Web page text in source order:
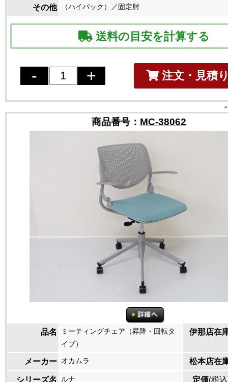
その他 （ハイバック）／固定肘
送料の目安を計算する
注文・見積
商品番号： MC-38062
品名
ミーティングチェア（昇降・回転タ
イプ）
伊那店在
メーカー オカムラ 松本店在
シリーズ名 ルナ 定価(税